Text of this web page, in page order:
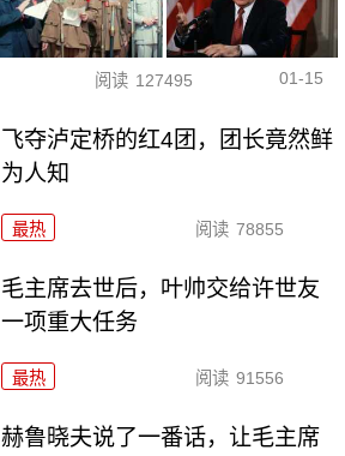
阅读 127495 01-15
飞夺泸定桥的红4团，团长竟然鲜
为人知
最热 阅读 78855
毛主席去世后，叶帅交给许世友
一项重大任务
最热 阅读 91556
赫鲁晓夫说了一番话，让毛主席